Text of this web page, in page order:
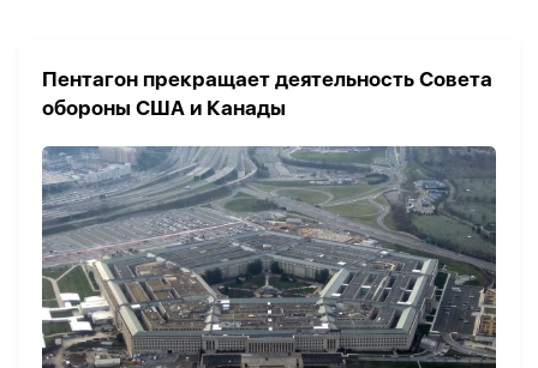
Пентагон прекращает деятельность Совета
обороны США и Канады